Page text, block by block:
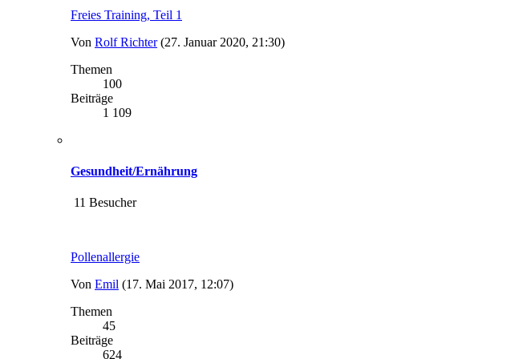
Freies Training, Teil 1
Von Rolf Richter (27. Januar 2020, 21:30)
Themen
100
Beiträge
1 109
Gesundheit/Ernährung
11 Besucher
Pollenallergie
Von Emil (17. Mai 2017, 12:07)
Themen
45
Beiträge
624